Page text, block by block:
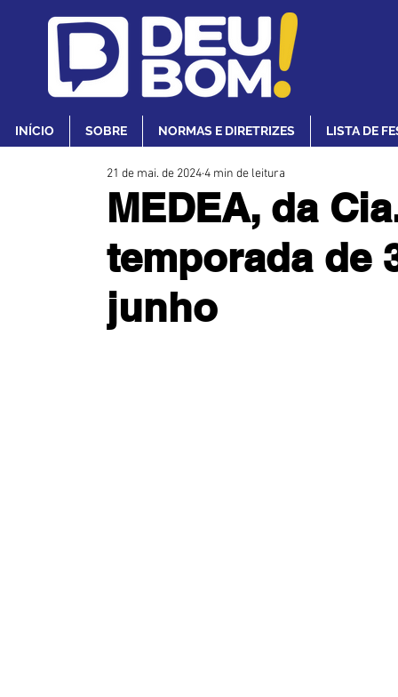
INÍCIO SOBRE NORMAS E DIRETRIZES LISTA DE
MEDEA, da
temporada de
junho
21 de mai. de 20244 min de leitura